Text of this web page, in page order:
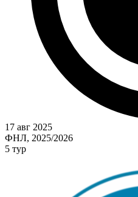
17 авг 2025
ФНЛ, 2025/2026
5 тур